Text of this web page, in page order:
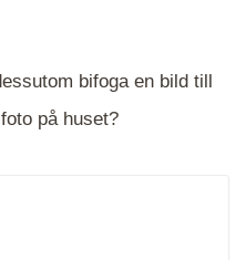
bifoga en bild till
på huset?